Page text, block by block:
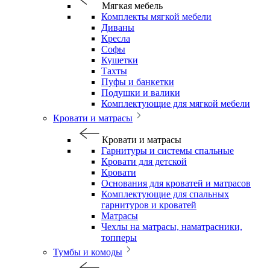
Мягкая мебель
Комплекты мягкой мебели
Диваны
Кресла
Софы
Кушетки
Тахты
Пуфы и банкетки
Подушки и валики
Комплектующие для мягкой мебели
Кровати и матрасы
Кровати и матрасы
Гарнитуры и системы спальные
Кровати для детской
Кровати
Основания для кроватей и матрасов
Комплектующие для спальных
гарнитуров и кроватей
Матрасы
Чехлы на матрасы, наматрасники,
топперы
Тумбы и комоды